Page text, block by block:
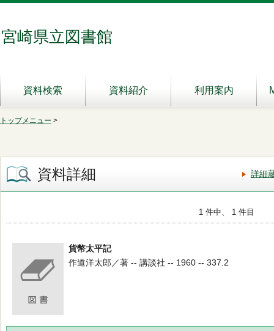
宮崎県立図書館
資料検索 資料紹介 利用案内
トップメニュー >
資料詳細 詳細
1 件中、 1 件目
貨幣太平記
作道洋太郎／著 -- 講談社 -- 1960 -- 337.2